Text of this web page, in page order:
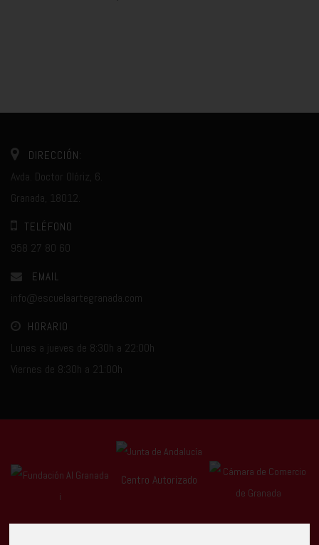
DIRECCIÓN:
Avda. Doctor Olóriz, 6.
Granada, 18012.
TELÉFONO
958 27 80 60
EMAIL
info@escuelaartegranada.com
HORARIO
Lunes a jueves de 8:30h a 22:00h
Viernes de 8:30h a 21:00h
Centro Autorizado